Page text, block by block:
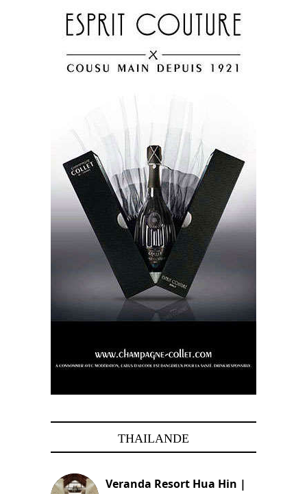
THAILANDE
Veranda Resort Hua Hin |